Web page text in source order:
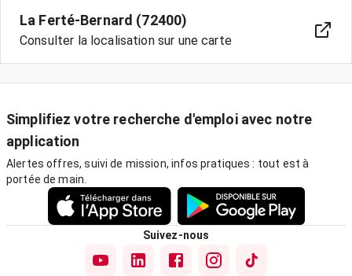
La Ferté-Bernard (72400)
Consulter la localisation sur une carte
Simplifiez votre recherche d'emploi avec notre
application
Alertes offres, suivi de mission, infos pratiques : tout est à
portée de main.
Suivez-nous